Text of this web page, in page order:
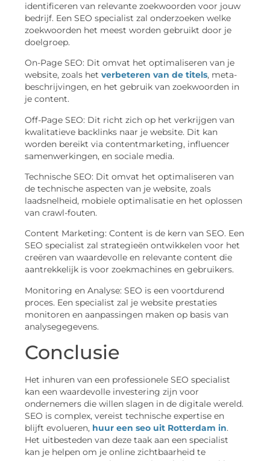
identificeren van relevante zoekwoorden voor jouw
bedrijf. Een SEO specialist zal onderzoeken welke
zoekwoorden het meest worden gebruikt door je
doelgroep.
On-Page SEO: Dit omvat het optimaliseren van je
website, zoals het verbeteren van de titels, meta-
beschrijvingen, en het gebruik van zoekwoorden in
je content.
Off-Page SEO: Dit richt zich op het verkrijgen van
kwalitatieve backlinks naar je website. Dit kan
worden bereikt via contentmarketing, influencer
samenwerkingen, en sociale media.
Technische SEO: Dit omvat het optimaliseren van
de technische aspecten van je website, zoals
laadsnelheid, mobiele optimalisatie en het oplossen
van crawl-fouten.
Content Marketing: Content is de kern van SEO. Een
SEO specialist zal strategieën ontwikkelen voor het
creëren van waardevolle en relevante content die
aantrekkelijk is voor zoekmachines en gebruikers.
Monitoring en Analyse: SEO is een voortdurend
proces. Een specialist zal je website prestaties
monitoren en aanpassingen maken op basis van
analysegegevens.
Conclusie
Het inhuren van een professionele SEO specialist
kan een waardevolle investering zijn voor
ondernemers die willen slagen in de digitale wereld.
SEO is complex, vereist technische expertise en
blijft evolueren, huur een seo uit Rotterdam in.
Het uitbesteden van deze taak aan een specialist
kan je helpen om je online zichtbaarheid te